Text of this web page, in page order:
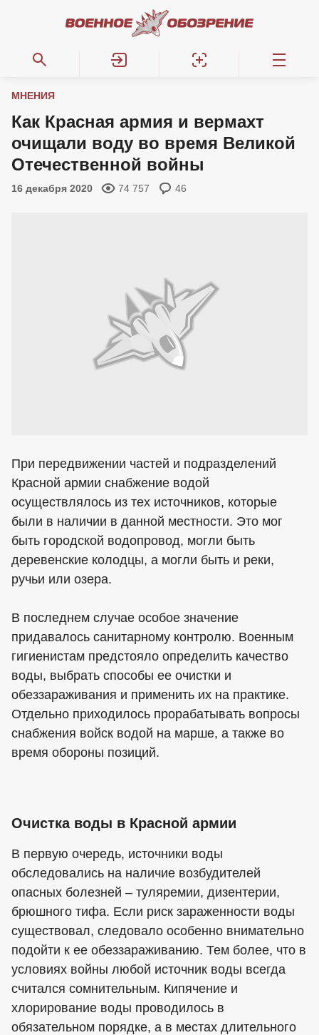
МНЕНИЯ
Как Красная армия и вермахт
очищали воду во время Великой
Отечественной войны
16 декабря 2020 74 757 46
При передвижении частей и подразделений
Красной армии снабжение водой
осуществлялось из тех источников, которые
были в наличии в данной местности. Это мог
быть городской водопровод, могли быть
деревенские колодцы, а могли быть и реки,
ручьи или озера.
В последнем случае особое значение
придавалось санитарному контролю. Военным
гигиенистам предстояло определить качество
воды, выбрать способы ее очистки и
обеззараживания и применить их на практике.
Отдельно приходилось прорабатывать вопросы
снабжения войск водой на марше, а также во
время обороны позиций.
Очистка воды в Красной армии
В первую очередь, источники воды
обследовались на наличие возбудителей
опасных болезней – туляремии, дизентерии,
брюшного тифа. Если риск зараженности воды
существовал, следовало особенно внимательно
подойти к ее обеззараживанию. Тем более, что в
условиях войны любой источник воды всегда
считался сомнительным. Кипячение и
хлорирование воды проводилось в
обязательном порядке, а в местах длительного